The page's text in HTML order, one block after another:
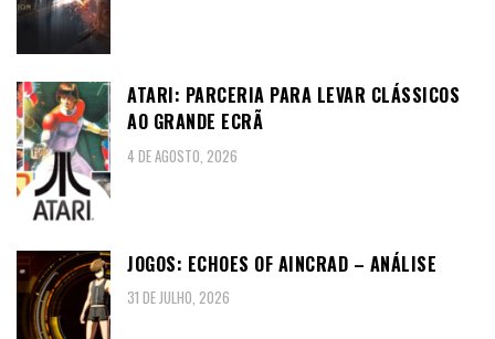
ATARI: PARCERIA PARA LEVAR CLÁSSICOS
AO GRANDE ECRÃ
4 DE AGOSTO, 2026
JOGOS: ECHOES OF AINCRAD – ANÁLISE
31 DE JULHO, 2026